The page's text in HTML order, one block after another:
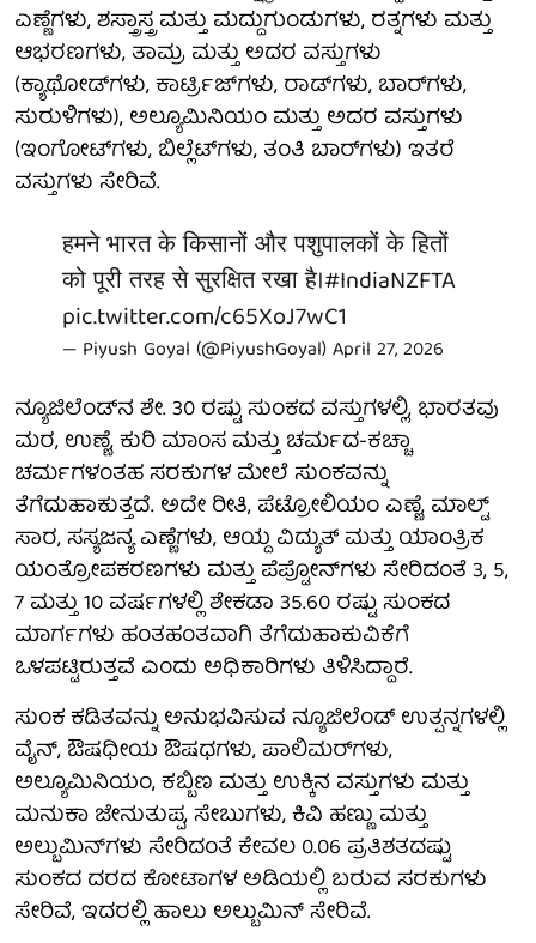
ಎಣ್ಣೆಗಳು, ಶಸ್ತ್ರಾಸ್ತ್ರ ಮತ್ತು ಮದ್ದುಗುಂಡುಗಳು, ರತ್ನಗಳು ಮತ್ತು
ಆಭರಣಗಳು, ತಾಮ್ರ ಮತ್ತು ಅದರ ವಸ್ತುಗಳು
(ಕ್ಯಾಥೋಡ್‌ಗಳು, ಕಾರ್ಟ್ರಿಜ್‌ಗಳು, ರಾಡ್‌ಗಳು, ಬಾರ್‌ಗಳು,
ಸುರುಳಿಗಳು), ಅಲ್ಯೂಮಿನಿಯಂ ಮತ್ತು ಅದರ ವಸ್ತುಗಳು
(ಇಂಗೋಟ್‌ಗಳು, ಬಿಲ್ಲೆಟ್‌ಗಳು, ತಂತಿ ಬಾರ್‌ಗಳು) ಇತರೆ
ವಸ್ತುಗಳು ಸೇರಿವೆ.
हमने भारत के किसानों और पशुपालकों के हितों
को पूरी तरह से सुरक्षित रखा है।#IndiaNZFTA
pic.twitter.com/c65XoJ7wC1
— Piyush Goyal (@PiyushGoyal)April 27, 2026
ನ್ಯೂಜಿಲೆಂಡ್‌ನ ಶೇ. 30 ರಷ್ಟು ಸುಂಕದ ವಸ್ತುಗಳಲ್ಲಿ, ಭಾರತವು
ಮರ, ಉಣ್ಣೆ, ಕುರಿ ಮಾಂಸ ಮತ್ತು ಚರ್ಮದ-ಕಚ್ಚಾ
ಚರ್ಮಗಳಂತಹ ಸರಕುಗಳ ಮೇಲೆ ಸುಂಕವನ್ನು
ತೆಗೆದುಹಾಕುತ್ತದೆ. ಅದೇ ರೀತಿ, ಪೆಟ್ರೋಲಿಯಂ ಎಣ್ಣೆ, ಮಾಲ್ಟ್
ಸಾರ, ಸಸ್ಯಜನ್ಯ ಎಣ್ಣೆಗಳು, ಆಯ್ದ ವಿದ್ಯುತ್ ಮತ್ತು ಯಾಂತ್ರಿಕ
ಯಂತ್ರೋಪಕರಣಗಳು ಮತ್ತು ಪೆಪ್ಟೋನ್‌ಗಳು ಸೇರಿದಂತೆ 3, 5,
7 ಮತ್ತು 10 ವರ್ಷಗಳಲ್ಲಿ ಶೇಕಡಾ 35.60 ರಷ್ಟು ಸುಂಕದ
ಮಾರ್ಗಗಳು ಹಂತಹಂತವಾಗಿ ತೆಗೆದುಹಾಕುವಿಕೆಗೆ
ಒಳಪಟ್ಟಿರುತ್ತವೆ ಎಂದು ಅಧಿಕಾರಿಗಳು ತಿಳಿಸಿದ್ದಾರೆ.
ಸುಂಕ ಕಡಿತವನ್ನು ಅನುಭವಿಸುವ ನ್ಯೂಜಿಲೆಂಡ್ ಉತ್ಪನ್ನಗಳಲ್ಲಿ
ವೈನ್, ಔಷಧೀಯ ಔಷಧಗಳು, ಪಾಲಿಮರ್‌ಗಳು,
ಅಲ್ಯೂಮಿನಿಯಂ, ಕಬ್ಬಿಣ ಮತ್ತು ಉಕ್ಕಿನ ವಸ್ತುಗಳು ಮತ್ತು
ಮನುಕಾ ಜೇನುತುಪ್ಪ, ಸೇಬುಗಳು, ಕಿವಿ ಹಣ್ಣು ಮತ್ತು
ಅಲ್ಬುಮಿನ್‌ಗಳು ಸೇರಿದಂತೆ ಕೇವಲ 0.06 ಪ್ರತಿಶತದಷ್ಟು
ಸುಂಕದ ದರದ ಕೋಟಾಗಳ ಅಡಿಯಲ್ಲಿ ಬರುವ ಸರಕುಗಳು
ಸೇರಿವೆ, ಇದರಲ್ಲಿ ಹಾಲು ಅಲ್ಬುಮಿನ್ ಸೇರಿವೆ.